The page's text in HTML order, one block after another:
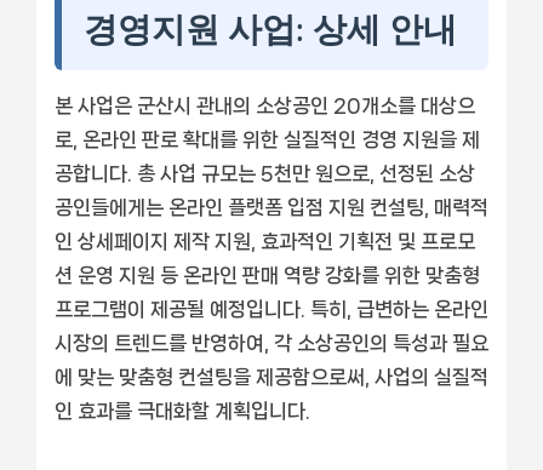
경영지원 사업: 상세 안내
본 사업은 군산시 관내의 소상공인 20개소를 대상으
로, 온라인 판로 확대를 위한 실질적인 경영 지원을 제
공합니다. 총 사업 규모는 5천만 원으로, 선정된 소상
공인들에게는 온라인 플랫폼 입점 지원 컨설팅, 매력적
인 상세페이지 제작 지원, 효과적인 기획전 및 프로모
션 운영 지원 등 온라인 판매 역량 강화를 위한 맞춤형
프로그램이 제공될 예정입니다. 특히, 급변하는 온라인
시장의 트렌드를 반영하여, 각 소상공인의 특성과 필요
에 맞는 맞춤형 컨설팅을 제공함으로써, 사업의 실질적
인 효과를 극대화할 계획입니다.